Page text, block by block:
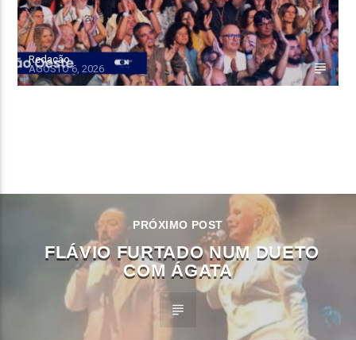
Redação
AGOSTO 6, 2026
PRÓXIMO POST
FLÁVIO FURTADO NUM DUETO
COM ÁGATA